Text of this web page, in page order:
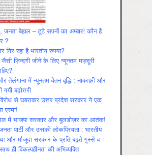
जनता बेहाल – टूटे सपनों का अम्बार! कौन है
?
गिर रहा है भारतीय रुपया?
ज़िन्दगी जीने के लिए न्यूनतम मज़दूरी
तेलंगाना में न्यूनतम वेतन वृद्धि : नाकाफ़ी और
बढ़ोत्तरी
से घबराकर उत्तर प्रदेश सरकार ने एक
एस्मा!
में भाजपा सरकार और बुलडोज़र का आतंक!
पार्टी और उसकी लोकप्रियता : भारतीय
और मौजूदा सरकार के प्रति बढ़ते गुस्‍से व
ही विकल्‍पहीनता की अभिव्‍यक्ति